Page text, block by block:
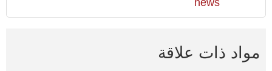
مواد ذات علاقة